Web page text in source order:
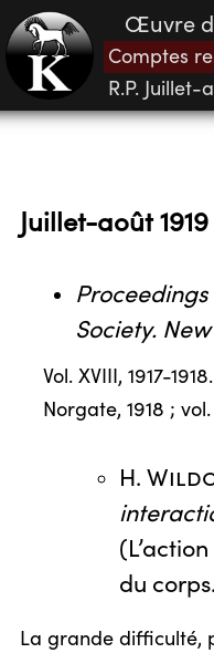
Œuvre
Comptes
R.P. Juillet-
Juillet-août 1919
Society.
Vol. XVIII, 1917-
Norgate, 1918 ;
H.
du
La grande difficulté,